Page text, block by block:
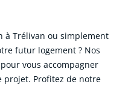
à Trélivan ou simplement
futur logement ? Nos
vous accompagner
projet. Profitez de notre